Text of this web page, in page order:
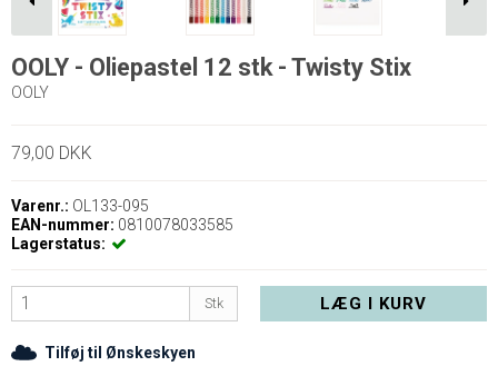
OOLY - Oliepastel 12 stk - Twisty Stix
OOLY
79,00 DKK
Varenr.: OL133-095
EAN-nummer: 0810078033585
Lagerstatus:
Stk LÆG I KURV
Tilføj til Ønskeskyen